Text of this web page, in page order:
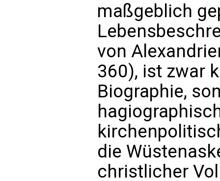
maßgeblich
von
360), ist zwar
Biographie,
die
christlicher